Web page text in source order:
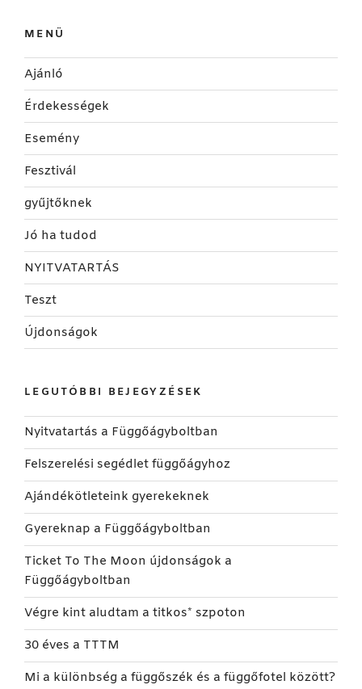
MENÜ
Ajánló
Érdekességek
Esemény
Fesztivál
gyűjtőknek
Jó ha tudod
NYITVATARTÁS
Teszt
Újdonságok
LEGUTÓBBI BEJEGYZÉSEK
Nyitvatartás a Függőágyboltban
Felszerelési segédlet függőágyhoz
Ajándékötleteink gyerekeknek
Gyereknap a Függőágyboltban
Ticket To The Moon újdonságok a
Függőágyboltban
Végre kint aludtam a titkos* szpoton
30 éves a TTTM
Mi a különbség a függőszék és a függőfotel között?